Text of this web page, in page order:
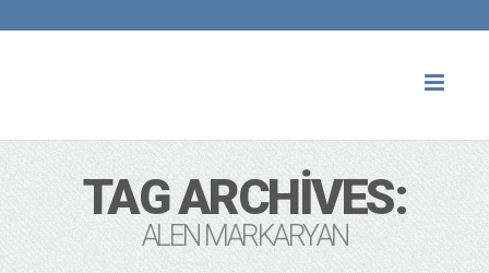
TAG ARCHIVES:
ALEN MARKARYAN